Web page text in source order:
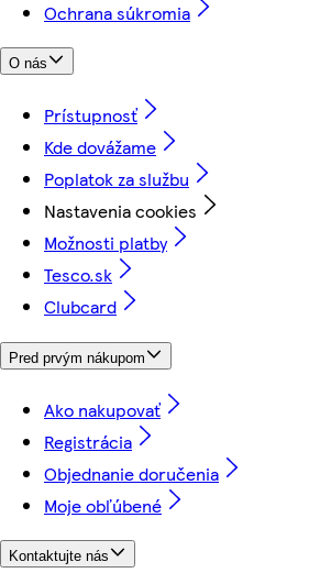
Ochrana súkromia
O nás
Prístupnosť
Kde dovážame
Poplatok za službu
Nastavenia cookies
Možnosti platby
Tesco.sk
Clubcard
Pred prvým nákupom
Ako nakupovať
Registrácia
Objednanie doručenia
Moje obľúbené
Kontaktujte nás